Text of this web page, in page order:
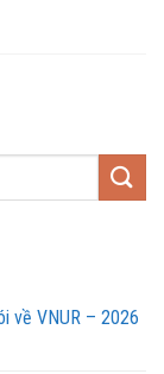
về VNUR – 2026